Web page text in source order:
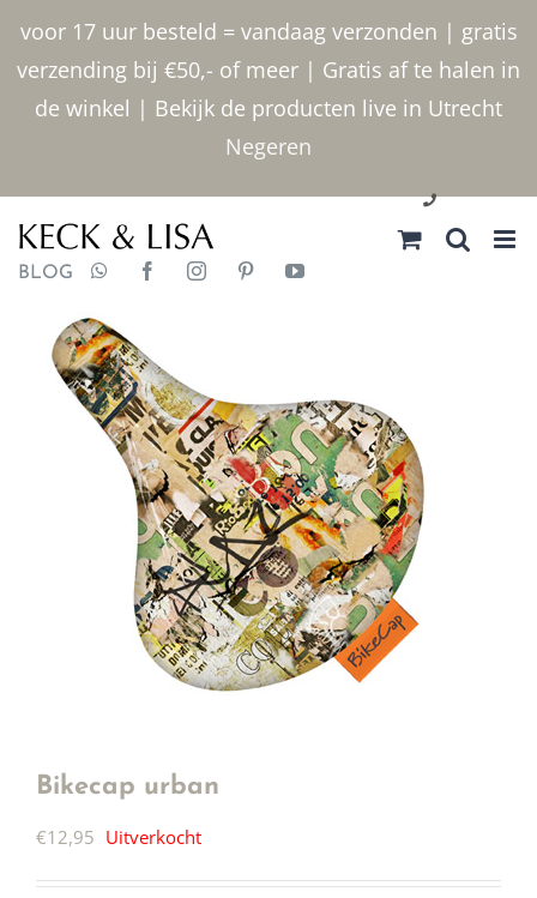
voor 17 uur besteld = vandaag verzonden | gratis
verzending bij €50,- of meer | Gratis af te halen in
de winkel | Bekijk de producten live in Utrecht
Negeren
inhoud
030 2400000
BLOG
Bikecap urban
€12,95 Uitverkocht